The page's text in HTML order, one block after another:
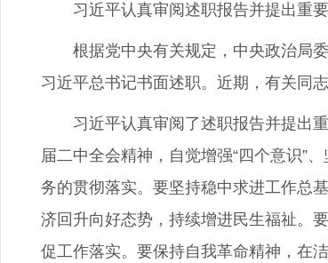
习近平认真审阅述职报告并提出重要
根据党中央有关规定，中央政治局委
习近平总书记书面述职。近期，有关同
习近平认真审阅了述职报告并提出重
届二中全会精神，自觉增强“四个意识”
务的贯彻落实。要坚持稳中求进工作总
济回升向好态势，持续增进民生福祉。
促工作落实。要保持自我革命精神，在